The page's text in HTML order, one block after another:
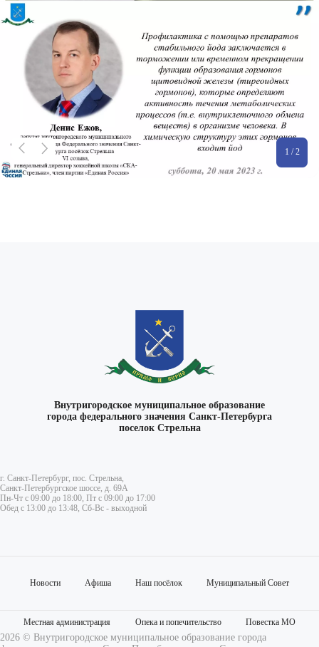
1 / 2
Внутригородское муниципальное образование
города федерального значения Санкт-Петербурга
поселок Стрельна
г. Санкт-Петербург, пос. Стрельна,
Санкт-Петербургское шоссе, д. 69А
Пн-Чт с 09:00 до 18:00, Пт с 09:00 до 17:00
Обед с 13:00 до 13:48, Сб-Вс - выходной
Новости Афиша Наш посёлок Муниципальный Совет
Местная администрация Опека и попечительство Повестка МО
2026 © Внутригородское муниципальное образование города